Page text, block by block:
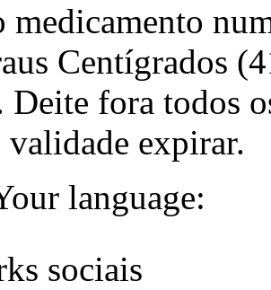
medicamento
Centígrados
Deite fora todos
validade expirar.
language:
sociais